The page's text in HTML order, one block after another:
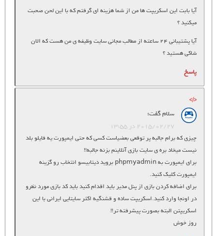
آیا بابت این اسکریپت ها من از شما هزینه ای گرفتم که با این لحن صحبت
میکنید ؟
آیا پشتیبانی 24 ساعته از مطالب مجانی سایت وظیفه ی من هست که الان
شاکی هستید ؟
پاسخ
سلامگفت:
2015/02/27 در 13:55
چیزی که برام جالبه پر توقعی بعضیاست کسی که حتی ایمپورت یه فایلو بلد
نیست میخاد بره ی سایت بازی آنلاینم بزنه جالبه!!
برای ایمپورت به phpmyadmin بروید دیتابیسو انتخاب رو گزینه
ایمپورت کلیک کنید.
برای اضافه کردن بازی از پنل مدیر باید اقدام کنید باید کد بازی مورد نظرو
در اونجا وارد کنید.اسکریپت ساده و قشنگیه اکثر سایتایی ایرانی با این
اسکریپتن البته بصورت پیشرفته تر!!
روز خوش